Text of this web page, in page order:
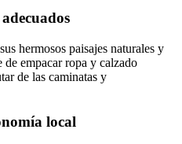
hermosos paisajes naturales y
de empacar ropa y calzado
de las caminatas y
local